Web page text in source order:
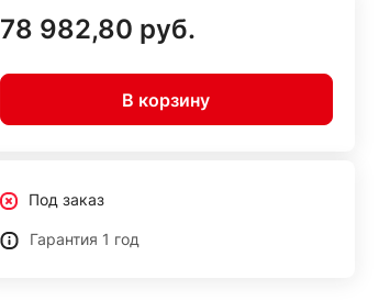
78 982,80 руб.
В корзину
Под заказ
Гарантия 1 год